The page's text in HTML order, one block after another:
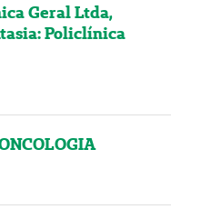
Geral Ltda,
Policlínica